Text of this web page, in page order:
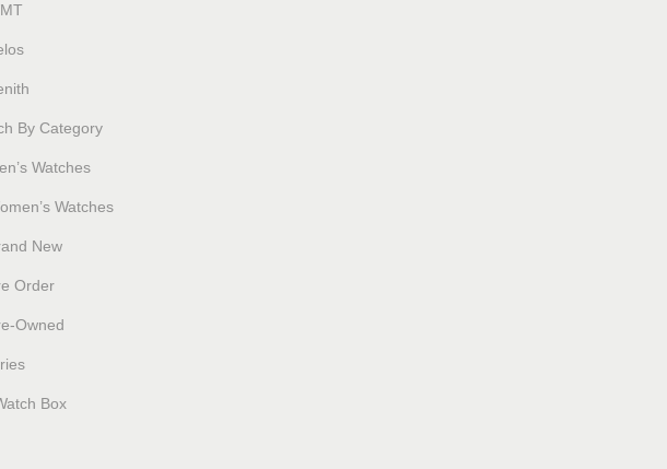
By Category
Watches
Watches
New
Order
Owned
Box